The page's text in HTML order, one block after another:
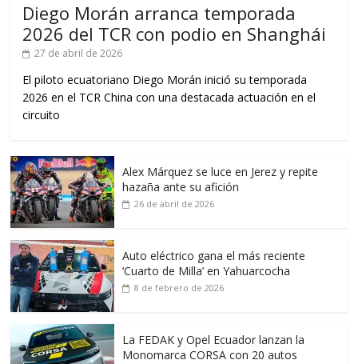
Diego Morán arranca temporada
2026 del TCR con podio en Shanghái
27 de abril de 2026
El piloto ecuatoriano Diego Morán inició su temporada
2026 en el TCR China con una destacada actuación en el
circuito
Alex Márquez se luce en Jerez y repite
hazaña ante su afición
26 de abril de 2026
Auto eléctrico gana el más reciente
‘Cuarto de Milla’ en Yahuarcocha
8 de febrero de 2026
La FEDAK y Opel Ecuador lanzan la
Monomarca CORSA con 20 autos